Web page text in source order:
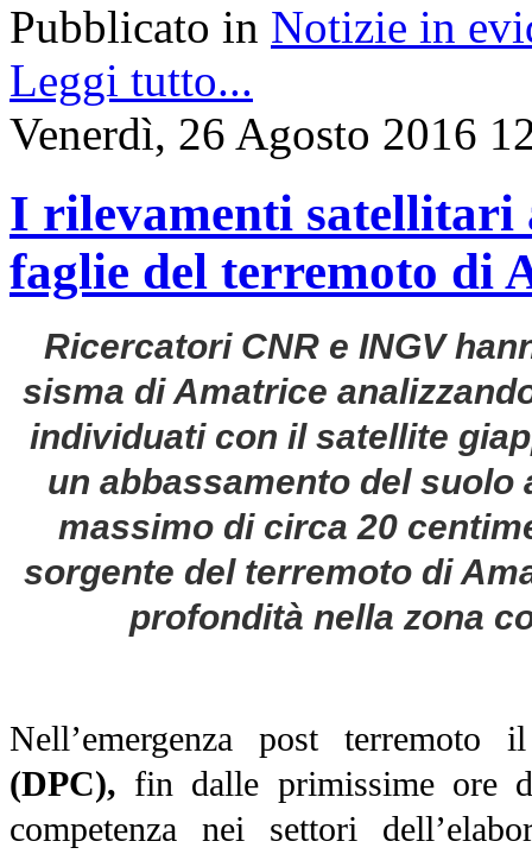
Pubblicato in Notizie in
Leggi tutto...
Venerdì, 26 Agosto 2016
I rilevamenti satellitari
faglie del terremoto di
Ricercatori CNR e INGV
sisma di Amatrice
individuati con il satellite
un abbassamento del
massimo di circa 20
sorgente del terremoto di
profondità nella zona
Nell’emergenza post
(DPC), fin dalle primissime ore
competenza nei settori